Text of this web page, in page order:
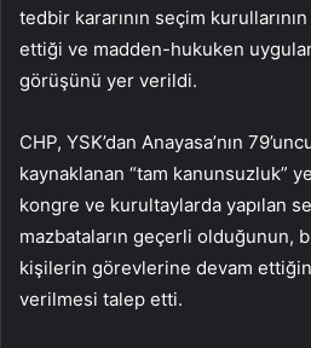
tedbir kararının seçim
ettiği ve madden-hukuken
görüşünü yer verildi.
CHP, YSK’dan Anayasa’nın
kaynaklanan “tam kanunsuzluk”
kongre ve kurultaylarda yapılan
mazbataların geçerli olduğunun,
kişilerin görevlerine devam
verilmesi talep etti.